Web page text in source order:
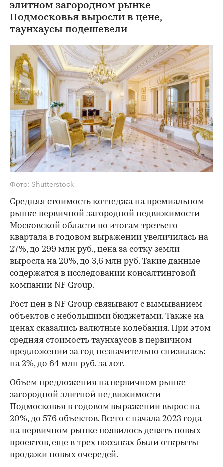
элитном загородном рынке
Подмосковья выросли в цене,
таунхаусы подешевели
Фото: Shutterstock
Средняя стоимость коттеджа на премиальном
рынке первичной загородной недвижимости
Московской области по итогам третьего
квартала в годовом выражении увеличилась на
27%, до 299 млн руб., цена за сотку земли
выросла на 20%, до 3,6 млн руб. Такие данные
содержатся в исследовании консалтинговой
компании NF Group.
Рост цен в NF Group связывают с вымыванием
объектов с небольшими бюджетами. Также на
ценах сказались валютные колебания. При этом
средняя стоимость таунхаусов в первичном
предложении за год незначительно снизилась:
на 2%, до 64 млн руб. за лот.
Объем предложения на первичном рынке
загородной элитной недвижимости
Подмосковья в годовом выражении вырос на
20%, до 576 объектов. Всего с начала 2023 года
на первичном рынке появилось девять новых
проектов, еще в трех поселках были открыты
продажи новых очередей.